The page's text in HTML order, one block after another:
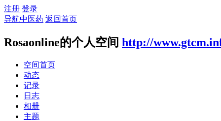
注册 登录
导航中医药 返回首页
Rosaonline的个人空间 http://
空间首页
动态
记录
日志
相册
主题